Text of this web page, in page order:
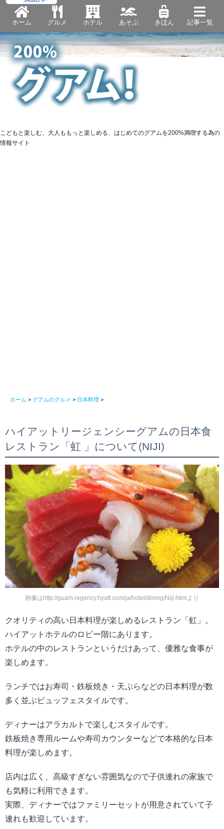
ホーム グルメ ホテル あそぶ きほん 記事一覧
こどもと楽しむ、大人ももっと楽しめる、はじめてのグアムを200%満喫する為の
情報サイト
ホーム > グアムのグルメ > 日本料理 >
ハイアットリージェンシーグアムの日本食
レストラン「虹 」について(NIJI)
画像はhttp://guam.regency.hyatt.com/ja/hotel/dining/Niji.htmlより
クオリティの高い日本料理が楽しめるレストラン「虹」。
ハイアットホテルのロビー階にあります。
ホテルの中のレストランというだけあって、優雅な食事が
楽しめます。
ランチではお寿司・鉄板焼き・天ぷらなどの日本料理が数
多く並ぶビュッフェスタイルです。
ディナーはアラカルトで楽しむスタイルです。
鉄板焼き専用ルームや寿司カウンターなどで本格的な日本
料理が楽しめます。
店内は広く、高級すぎない雰囲気なので子供連れの家族で
も気軽に利用できます。
実際、ディナーではファミリーセットが用意されていて子
連れも歓迎しています。